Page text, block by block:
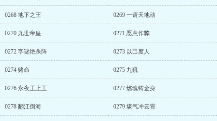
0268 地下之王 0269 一请天地动
0270 九世帝皇 0271 恶意作弊
0272 字谜绝杀阵 0273 以己度人
0274 赌命 0275 九犼
0276 永夜王上王 0277 燃魂铸金身
0278 翻江倒海 0279 壕气冲云霄